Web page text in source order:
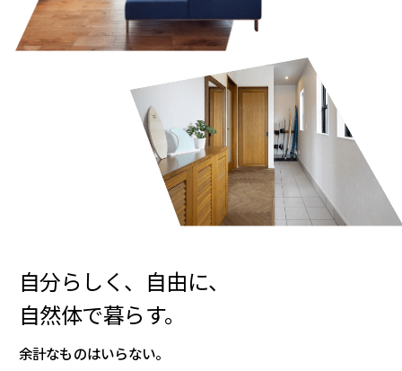
自分らしく、自由に、
自然体で暮らす。
余計なものはいらない。